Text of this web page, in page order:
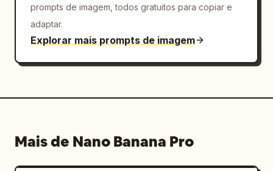
prompts de imagem, todos gratuitos para copiar e
adaptar.
Explorar mais prompts de imagem
Mais de Nano Banana Pro